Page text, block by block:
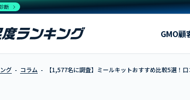
【1,577名に調査】ミー
GMO顧
グ コラム 【1,577名に調査】ミールキットおすすめ比較5選！
断